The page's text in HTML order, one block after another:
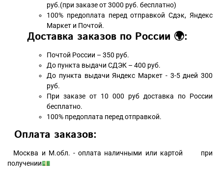
руб.(при заказе от 3000 руб. бесплатно)
100% предоплата перед отправкой Сдэк, Яндекс
Маркет и Почтой.
Доставка заказов по России 🌍:
Почтой России – 350 руб.
До пункта выдачи СДЭК – 400 руб.
До пункта выдачи Яндекс Маркет - 3-5 дней 300
руб.
При заказе от 10 000 руб доставка по России
бесплатно.
100% предоплата перед отправкой.
Оплата заказов:
Москва и М.обл. - оплата наличными или картой при
получении💵